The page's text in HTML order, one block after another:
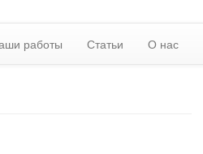
работы Статьи О нас